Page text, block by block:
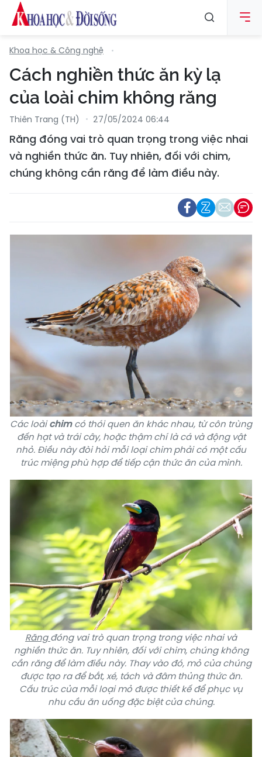
Khoa học & Công nghệ
Cách nghiền thức ăn kỳ lạ
của loài chim không răng
Thiên Trang (TH) 27/05/2024 06:44
Răng đóng vai trò quan trọng trong việc nhai
và nghiền thức ăn. Tuy nhiên, đối với chim,
chúng không cần răng để làm điều này.
Các loàichimcó thói quen ăn khác nhau, từ côn trùng
đến hạt và trái cây, hoặc thậm chí là cá vàđộng vật
nhỏ. Điều này đòi hỏi mỗi loại chim phải có một cấu
trúc miệng phù hợp để tiếp cận thức ăn của mình.
Răngđóng vai trò quan trọng trong việc nhai và
nghiền thức ăn. Tuy nhiên, đối với chim, chúng không
cần răng để làm điều này. Thay vào đó, mỏ của chúng
được tạo ra để bắt, xé, tách và đâm thủng thức ăn.
Cấu trúc của mỗi loại mỏ được thiết kế để phục vụ
nhu cầu ăn uống đặc biệt của chúng.